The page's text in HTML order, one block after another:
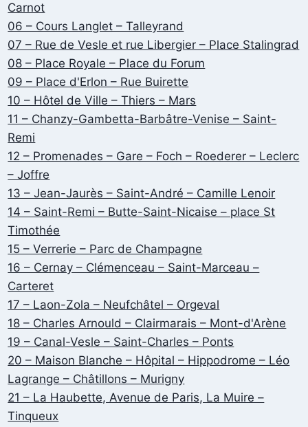
Carnot
06 – Cours Langlet – Talleyrand
07 – Rue de Vesle et rue Libergier – Place Stalingrad
08 – Place Royale – Place du Forum
09 – Place d'Erlon – Rue Buirette
10 – Hôtel de Ville – Thiers – Mars
11 – Chanzy-Gambetta-Barbâtre-Venise – Saint-
Remi
12 – Promenades – Gare – Foch – Roederer – Leclerc
– Joffre
13 – Jean-Jaurès – Saint-André – Camille Lenoir
14 – Saint-Remi – Butte-Saint-Nicaise – place St
Timothée
15 – Verrerie – Parc de Champagne
16 – Cernay – Clémenceau – Saint-Marceau –
Carteret
17 – Laon-Zola – Neufchâtel – Orgeval
18 – Charles Arnould – Clairmarais – Mont-d'Arène
19 – Canal-Vesle – Saint-Charles – Ponts
20 – Maison Blanche – Hôpital – Hippodrome – Léo
Lagrange – Châtillons – Murigny
21 – La Haubette, Avenue de Paris, La Muire –
Tinqueux